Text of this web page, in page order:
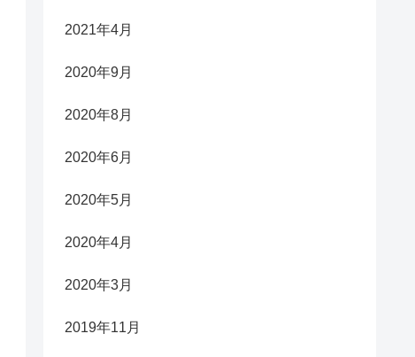
2021年4月
2020年9月
2020年8月
2020年6月
2020年5月
2020年4月
2020年3月
2019年11月